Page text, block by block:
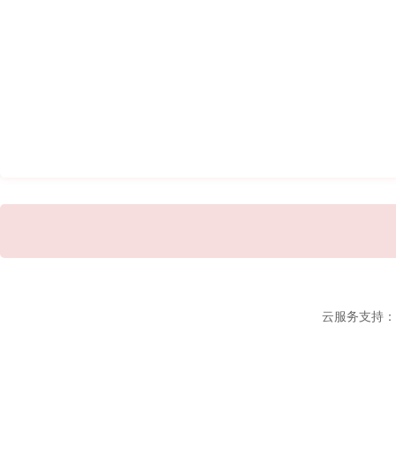
云服务支持